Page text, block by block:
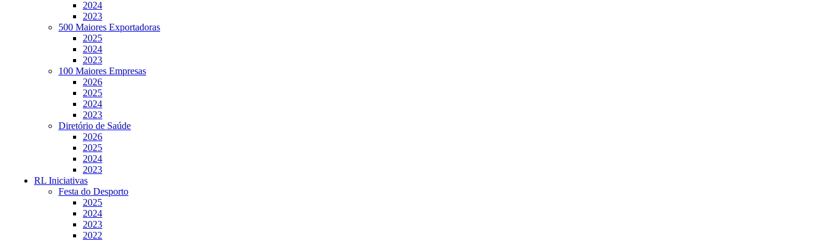
2024
2023
500 Maiores Exportadoras
2025
2024
2023
100 Maiores Empresas
2026
2025
2024
2023
Diretório de Saúde
2026
2025
2024
2023
RL Iniciativas
Festa do Desporto
2025
2024
2023
2022